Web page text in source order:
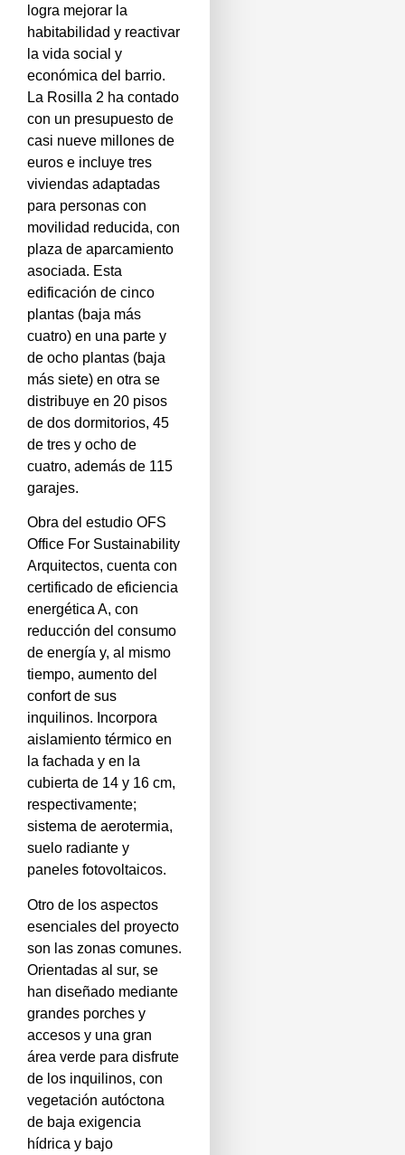
logra mejorar la
habitabilidad y reactivar
la vida social y
económica del barrio.
La Rosilla 2 ha contado
con un presupuesto de
casi nueve millones de
euros e incluye tres
viviendas adaptadas
para personas con
movilidad reducida, con
plaza de aparcamiento
asociada. Esta
edificación de cinco
plantas (baja más
cuatro) en una parte y
de ocho plantas (baja
más siete) en otra se
distribuye en 20 pisos
de dos dormitorios, 45
de tres y ocho de
cuatro, además de 115
garajes.
Obra del estudio OFS
Office For Sustainability
Arquitectos, cuenta con
certificado de eficiencia
energética A, con
reducción del consumo
de energía y, al mismo
tiempo, aumento del
confort de sus
inquilinos. Incorpora
aislamiento térmico en
la fachada y en la
cubierta de 14 y 16 cm,
respectivamente;
sistema de aerotermia,
suelo radiante y
paneles fotovoltaicos.
Otro de los aspectos
esenciales del proyecto
son las zonas comunes.
Orientadas al sur, se
han diseñado mediante
grandes porches y
accesos y una gran
área verde para disfrute
de los inquilinos, con
vegetación autóctona
de baja exigencia
hídrica y bajo